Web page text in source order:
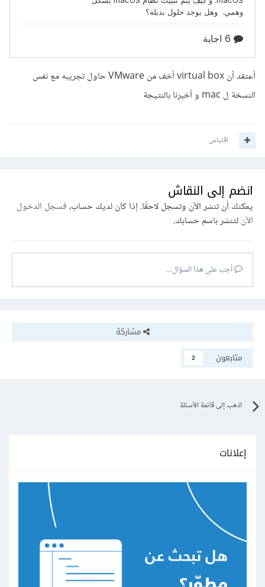
أعتقد أن virtual box أخف من VMware حاول تجريبه مع نفس
النسخة ل mac و أخبرنا بالنتيجة
اقتباس
انضم إلى النقاش
يمكنك أن تنشر الآن وتسجل لاحقًا. إذا كان لديك حساب،فسجل الدخول
الآنلتنشر باسم حسابك.
أجب على هذا السؤال...
مشاركة
متابعون
2
اذهب إلى قائمة الأسئلة
إعلانات